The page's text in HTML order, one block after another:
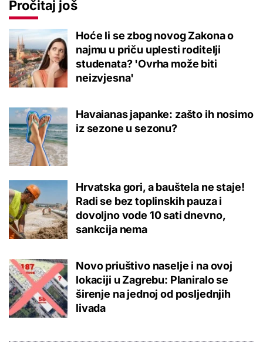
Pročitaj još
Hoće li se zbog novog Zakona o
najmu u priču uplesti roditelji
studenata? 'Ovrha može biti
neizvjesna'
Havaianas japanke: zašto ih nosimo
iz sezone u sezonu?
Hrvatska gori, a bauštela ne staje!
Radi se bez toplinskih pauza i
dovoljno vode 10 sati dnevno,
sankcija nema
Novo priuštivo naselje i na ovoj
lokaciji u Zagrebu: Planiralo se
širenje na jednoj od posljednjih
livada